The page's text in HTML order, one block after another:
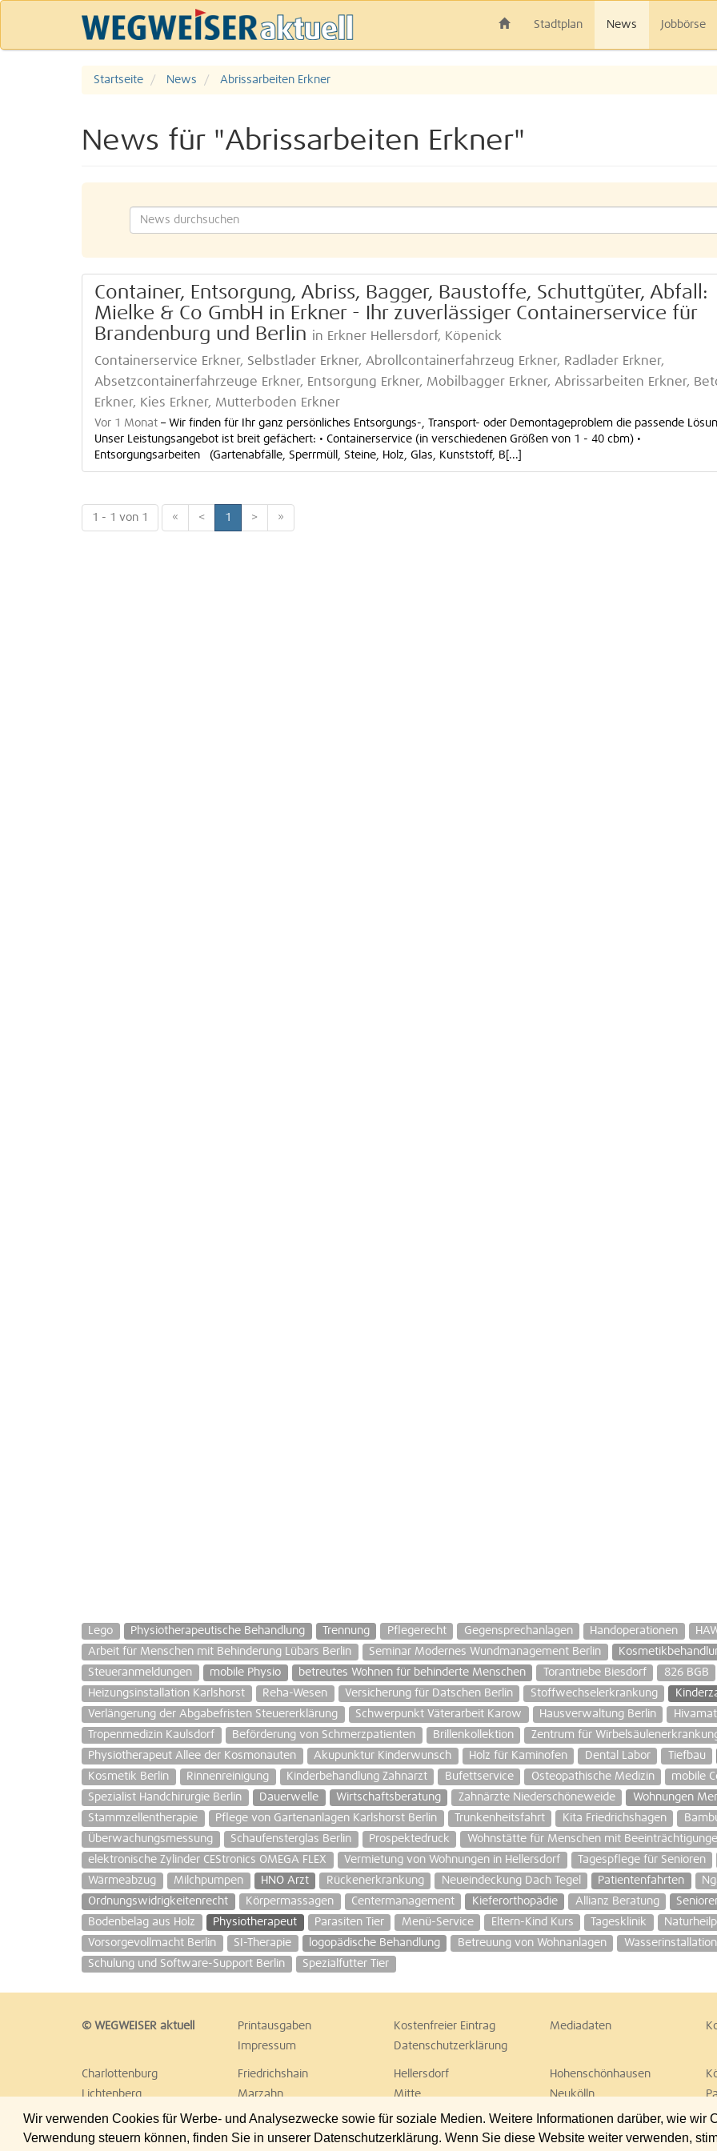
Wir verwenden Cookies für Werbe- und Analysezwecke sowie für soziale Medien. Weitere Informationen darüber, wie wir
Verwendung steuern können, finden Sie in unserer Datenschutzerklärung. Wenn Sie diese Website weiter verwenden,
Stadtplan News Jobbörse
Startseite News Abrissarbeiten Erkner
News für "Abrissarbeiten Erkner"
Container, Entsorgung, Abriss, Bagger, Baustoffe, Schuttgüter, Abfall:
Mielke & Co GmbH in Erkner - Ihr zuverlässiger Containerservice für
Brandenburg und Berlin in Erkner Hellersdorf, Köpenick
Containerservice Erkner, Selbstlader Erkner, Abrollcontainerfahrzeug Erkner, Radlader Erkner,
Absetzcontainerfahrzeuge Erkner, Entsorgung Erkner, Mobilbagger Erkner, Abrissarbeiten Erkner,
Erkner, Kies Erkner, Mutterboden Erkner
Vor 1 Monat – Wir finden für Ihr ganz persönliches Entsorgungs-, Transport- oder Demontageproblem die passende
Unser Leistungsangebot ist breit gefächert: • Containerservice (in verschiedenen Größen von 1 - 40 cbm) •
Entsorgungsarbeiten (Gartenabfälle, Sperrmüll, Steine, Holz, Glas, Kunststoff, B[...]
1 - 1 von 1 « < 1 > »
Lego Physiotherapeutische Behandlung Trennung Pflegerecht Gegensprechanlagen Handoperationen
Arbeit für Menschen mit Behinderung Lübars Berlin
Seminar Modernes Wundmanagement Berlin
Steueranmeldungen
mobile Physio betreutes Wohnen für behinderte Menschen Torantriebe Biesdorf 826 BGB
Heizungsinstallation Karlshorst
Reha-Wesen Versicherung für Datschen Berlin Stoffwechselerkrankung
Verlängerung der Abgabefristen Steuererklärung
Schwerpunkt Väterarbeit Karow Hausverwaltung Berlin
Tropenmedizin Kaulsdorf
Beförderung von Schmerzpatienten Brillenkollektion Zentrum für
Physiotherapeut Allee der Kosmonauten
Akupunktur Kinderwunsch Holz für Kaminofen Dental Labor Tiefbau
Kosmetik Berlin
Rinnenreinigung Kinderbehandlung Zahnarzt Bufettservice Osteopathische Medizin mobile
Spezialist Handchirurgie Berlin
Dauerwelle Wirtschaftsberatung Zahnärzte Niederschöneweide
Wohnungen
Stammzellentherapie
Pflege von Gartenanlagen Karlshorst Berlin Trunkenheitsfahrt Kita Friedrichshagen
Überwachungsmessung
Schaufensterglas Berlin Prospektedruck Wohnstätte für Menschen mit
elektronische Zylinder CEStronics OMEGA FLEX
Vermietung von Wohnungen in Hellersdorf Tagespflege für Senioren
Wärmeabzug
Milchpumpen HNO Arzt Rückenerkrankung Neueindeckung Dach Tegel Patientenfahrten
Ordnungswidrigkeitenrecht
Körpermassagen Centermanagement Kieferorthopädie Allianz Beratung
Bodenbelag aus Holz
Physiotherapeut Parasiten Tier Menü-Service Eltern-Kind Kurs Tagesklinik
Vorsorgevollmacht Berlin
SI-Therapie logopädische Behandlung Betreuung von Wohnanlagen
Schulung und Software-Support Berlin
Spezialfutter Tier
© WEGWEISER aktuell Printausgaben Kostenfreier Eintrag Mediadaten
Impressum
Datenschutzerklärung
Charlottenburg Friedrichshain Hellersdorf Hohenschönhausen
Lichtenberg
Marzahn Mitte Neukölln
Reinickendorf
Schöneberg Spandau Steglitz
Treptow
Umland Ost Wedding Weißensee